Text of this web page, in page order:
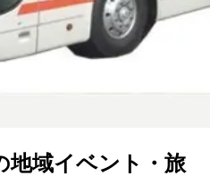
地域イベント・旅